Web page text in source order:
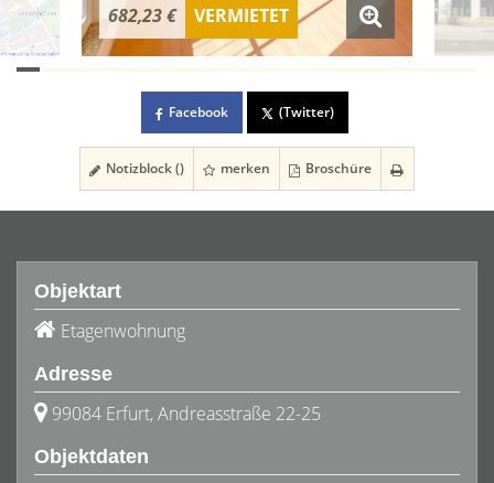
682,23 € VERMIETET
Facebook (Twitter)
Notizblock () merken Broschüre
Objektart
Etagenwohnung
Adresse
99084 Erfurt, Andreasstraße 22-25
Objektdaten